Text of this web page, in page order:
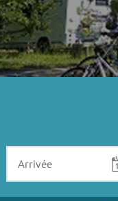
Saint
, La Pomme de Pin
est idéalement